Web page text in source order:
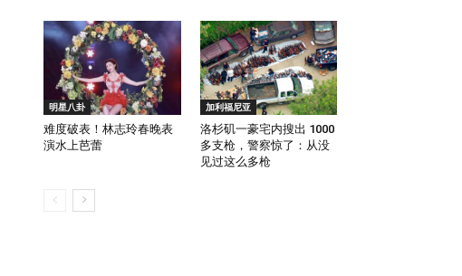
明星八卦
难度破表！林志玲春晚表
演水上芭蕾
加利福尼亚
洛杉矶一豪宅内搜出 1000
多支枪，警察惊了：从没
见过这么多枪